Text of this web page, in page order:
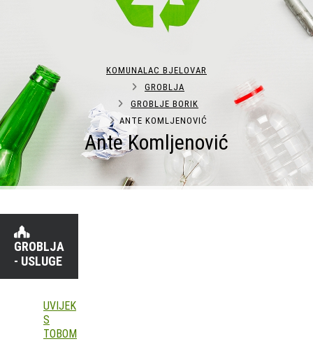
Ante Komljenović
KOMUNALAC BJELOVAR
GROBLJA
GROBLJE BORIK
ANTE KOMLJENOVIĆ
GROBLJA
- USLUGE
UVIJEK
S
TOBOM